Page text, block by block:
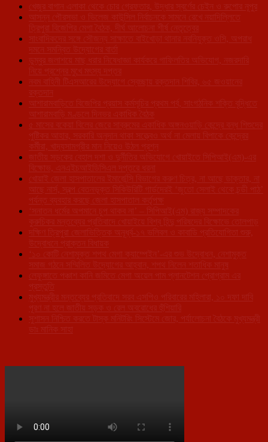
খেজুর বাগান এলাকা থেকে চোর গ্রেফতার, উদ্ধার স্বর্ণের চেইন ও রুপোর নূপুর
আসন্ন পৌরসভা ও ভিলেজ কাউন্সিল নির্বাচনকে সামনে রেখে নয়াদিল্লিতে
ত্রিপুরা বিজেপির মেগা বৈঠক, দীর্ঘ আলোচনা শীর্ষ নেতৃত্বের
সাংবাদিকদের সঙ্গে সৌজন্য সাক্ষাতে বাইখোড়া থানার নবনিযুক্ত ওসি, অপরাধ
দমনে সমন্বিত উদ্যোগের বার্তা
ডুম্বুর জলাশয়ে মাছ ধরার নিষেধাজ্ঞা কার্যকরে গাফিলতির অভিযোগ, নজরদারি
নিয়ে প্রশ্নের মুখে মৎস্য দপ্তর
নবম বাহিনী টিএসআরের উদ্যোগে স্বেচ্ছায় রক্তদান শিবির, ৬৫ জওয়ানের
রক্তদান
আশারামবাড়িতে বিজেপির প্রয়াস কর্মসূচির প্রথম পর্ব, সাংগঠনিক শক্তি বৃদ্ধিতে
আশারামবাড়ি মণ্ডলে দিনভর একাধিক বৈঠক
৫ মাসের বকেয়া বিলের জেরে সাব্রুমের একাধিক অঙ্গনওয়াড়ি কেন্দ্রে বন্ধ শিশুদের
পুষ্টিকর আহার, সরকারি অনুদান থাকা সত্ত্বেও অর্থ না মেলায় বিপাকে কেন্দ্রের
কর্মীরা, খাদ্যসামগ্রীর মান নিয়েও উঠল প্রশ্ন
জাতীয় সড়কের বেহাল দশা ও দুর্নীতির অভিযোগে খোয়াইতে সিপিআই(এম)-এর
বিক্ষোভ, এনএইচআইডিসিএল দপ্তরে ধরনা
খোয়াই জেলা হাসপাতালের ইমার্জেন্সি বিভাগের করুণ চিত্র, না আছে ডাক্তার, না
আছে নার্স, স্বল্প বেতনভূক্ত সিকিউরিটি গার্ডদেরই ‘জুতো সেলাই থেকে চন্ডী পাঠ’
পর্যন্ত ব্যবহার করছে জেলা হাসপাতাল কর্তৃপক্ষ
‘সনাতন ধর্মের অপমানে চুপ থাকব না’ – সিপিআই(এম) রাজ্য সম্পাদকের
কুরুচিকর মন্তব্যের প্রতিবাদে খোয়াইয়ে বিশ্ব হিন্দু পরিষদের বিক্ষোভে তোলপাড়
দক্ষিণ ত্রিপুরা জেলাভিত্তিক অনূর্ধ্ব-১৭ ভলিবল ও কাবাডি প্রতিযোগিতা শুরু,
উদ্বোধনে প্রাক্তন বিধায়ক
‘১০ কোটি নেশামুক্ত শপথ মেগা ক্যাম্পেইন’-এর শুভ উদ্বোধন, নেশামুক্ত
সমাজ গঠনে সম্মিলিত উদ্যোগের আহ্বান, শপথ নিলেন শতাধিক মানুষ
লেফুঙ্গাতে পঞ্চাশ কানি জমিতে মেগা অয়েল পাম প্লানটেশন প্রোগ্রাম এর
প্রস্তুতি
মুখ্যমন্ত্রীর মন্তব্যের প্রতিবাদে সরব এসপিও পরিবারের মহিলারা, ১০ দফা দাবি
পূরণ না হলে জাতীয় সড়ক ও রেল অবরোধের হুঁশিয়ারি
সুশাসন নিশ্চিত করতে টাস্ক মনিটরিং সিস্টেমে জোর, পর্যালোচনা বৈঠকে মুখ্যমন্ত্রী
ডাঃ মানিক সাহা